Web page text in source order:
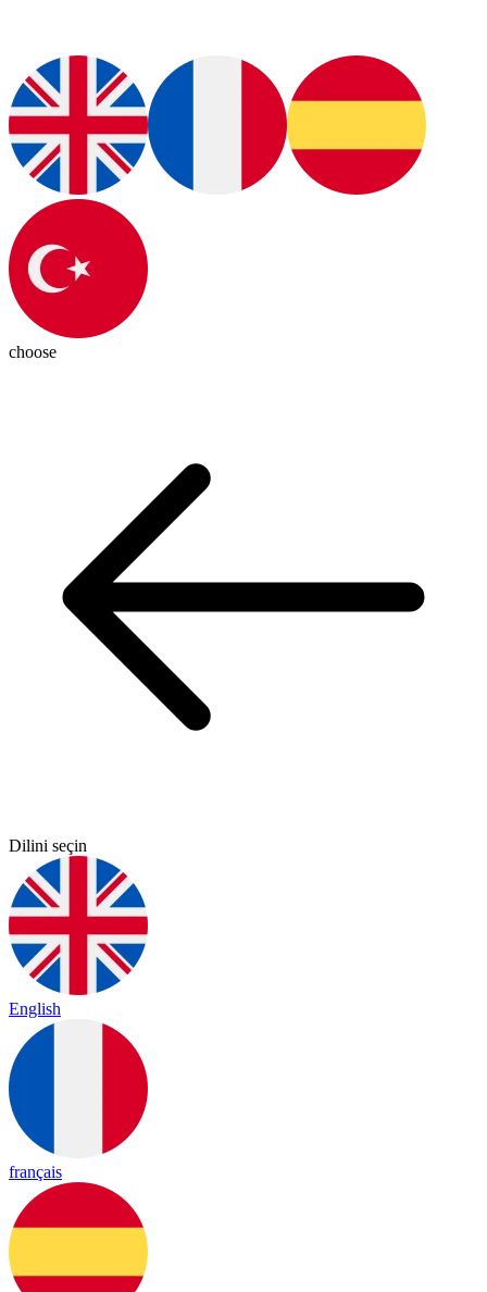
choose
Dilini seçin
English
français